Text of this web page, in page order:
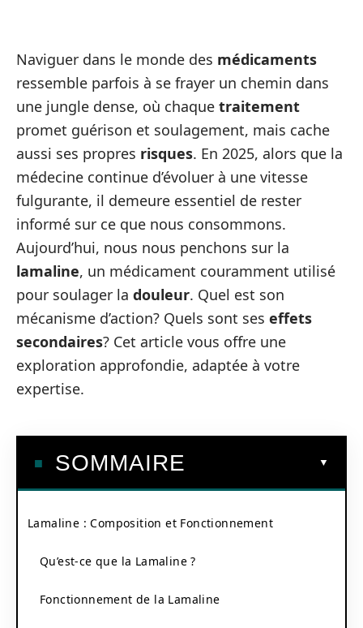
Naviguer dans le monde des médicaments
ressemble parfois à se frayer un chemin dans
une jungle dense, où chaque traitement
promet guérison et soulagement, mais cache
aussi ses propres risques. En 2025, alors que la
médecine continue d’évoluer à une vitesse
fulgurante, il demeure essentiel de rester
informé sur ce que nous consommons.
Aujourd’hui, nous nous penchons sur la
lamaline, un médicament couramment utilisé
pour soulager la douleur. Quel est son
mécanisme d’action? Quels sont ses effets
secondaires? Cet article vous offre une
exploration approfondie, adaptée à votre
expertise.
SOMMAIRE
Lamaline : Composition et Fonctionnement
Qu’est-ce que la Lamaline ?
Fonctionnement de la Lamaline